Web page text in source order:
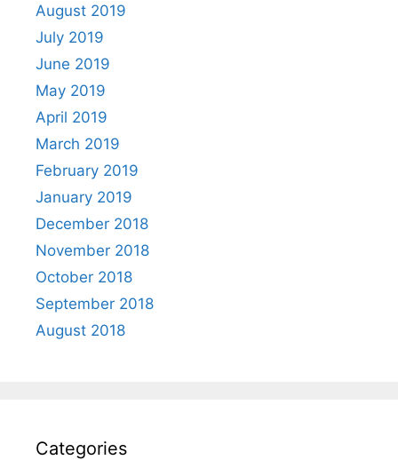
August 2019
July 2019
June 2019
May 2019
April 2019
March 2019
February 2019
January 2019
December 2018
November 2018
October 2018
September 2018
August 2018
Categories